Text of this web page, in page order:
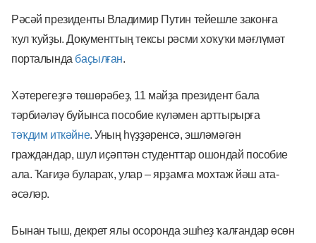
Рәсәй президенты Владимир Путин тейешле законға
ҡул ҡуйҙы. Документтың тексы рәсми хоҡуҡи мәғлүмәт
порталында баҫылған.
Хәтерегеҙгә төшөрәбеҙ, 11 майҙа президент бала
тәрбиәләү буйынса пособие күләмен арттырырға
тәҡдим иткәйне. Уның һүҙҙәренсә, эшләмәгән
граждандар, шул иҫәптән студенттар ошондай пособие
ала. Ҡағиҙә булараҡ, улар – ярҙамға мохтаж йәш ата-
әсәләр.
Бынан тыш, декрет ялы осоронда эшһеҙ ҡалғандар өсөн